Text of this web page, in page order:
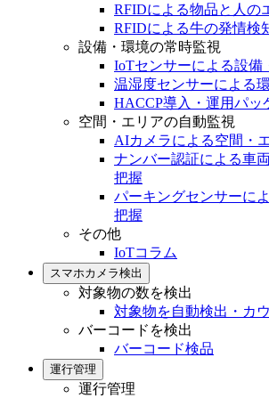
RFIDによる物品と人の
RFIDによる牛の発情検
設備・環境の常時監視
IoTセンサーによる設備
温湿度センサーによる
HACCP導入・運用パッ
空間・エリアの自動監視
AIカメラによる空間・
ナンバー認証による車
把握
パーキングセンサーに
把握
その他
IoTコラム
スマホカメラ検出
対象物の数を検出
対象物を自動検出・カ
バーコードを検出
バーコード検品
運行管理
運行管理